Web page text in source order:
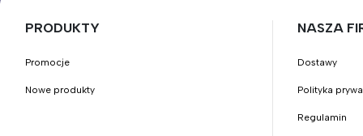
PRODUKTY
Promocje
Nowe produkty
NASZA
Dostawy
Polityka
Regulamin